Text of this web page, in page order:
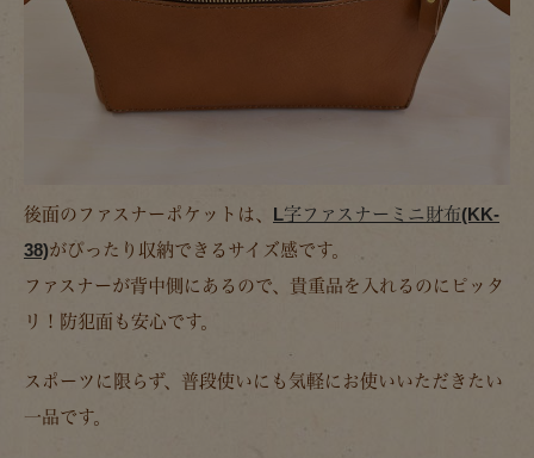
後面のファスナーポケットは、 L字ファスナーミニ財布(KK-
38)がぴったり収納できるサイズ感です。
ファスナーが背中側にあるので、貴重品を入れるのにピッタ
リ！防犯面も安心です。
スポーツに限らず、普段使いにも気軽にお使いいただきたい
一品です。